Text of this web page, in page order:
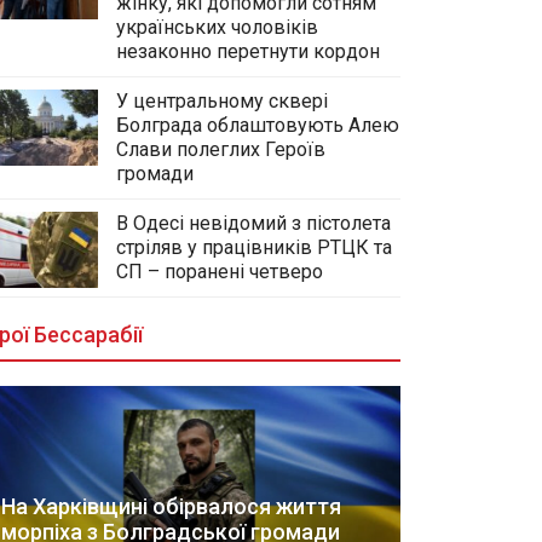
українських чоловіків
незаконно перетнути кордон
У центральному сквері
Болграда облаштовують Алею
Слави полеглих Героїв
громади
В Одесі невідомий з пістолета
стріляв у працівників РТЦК та
СП – поранені четверо
Бессарабії
На Харківщині обірвалося життя
морпіха з Болградської громади